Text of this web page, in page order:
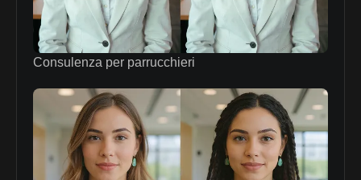
Consulenza per parrucchieri